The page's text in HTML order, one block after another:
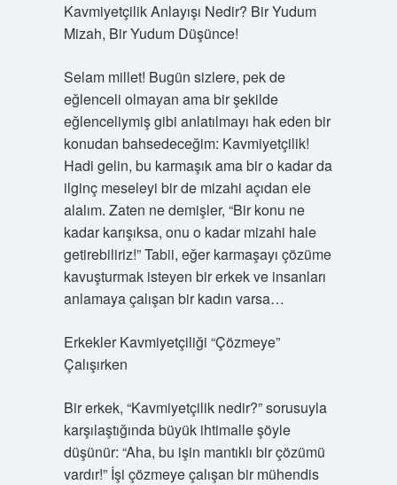
Kavmiyetçilik Anlayışı Nedir? Bir Yudum
Mizah, Bir Yudum Düşünce!
Selam millet! Bugün sizlere, pek de
eğlenceli olmayan ama bir şekilde
eğlenceliymiş gibi anlatılmayı hak eden bir
konudan bahsedeceğim: Kavmiyetçilik!
Hadi gelin, bu karmaşık ama bir o kadar da
ilginç meseleyi bir de mizahi açıdan ele
alalım. Zaten ne demişler, “Bir konu ne
kadar karışıksa, onu o kadar mizahi hale
getirebiliriz!” Tabii, eğer karmaşayı çözüme
kavuşturmak isteyen bir erkek ve insanları
anlamaya çalışan bir kadın varsa…
Erkekler Kavmiyetçiliği “Çözmeye”
Çalışırken
Bir erkek, “Kavmiyetçilik nedir?” sorusuyla
karşılaştığında büyük ihtimalle şöyle
düşünür: “Aha, bu işin mantıklı bir çözümü
vardır!” İşi çözmeye çalışan bir mühendis